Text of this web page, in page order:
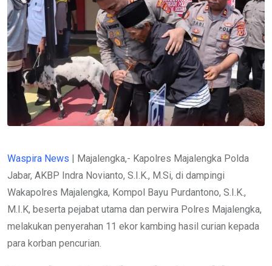
Waspira News | Majalengka,- Kapolres Majalengka Polda
Jabar, AKBP Indra Novianto, S.I.K., M.Si, di dampingi
Wakapolres Majalengka, Kompol Bayu Purdantono, S.I.K.,
M.I.K, beserta pejabat utama dan perwira Polres Majalengka,
melakukan penyerahan 11 ekor kambing hasil curian kepada
para korban pencurian.